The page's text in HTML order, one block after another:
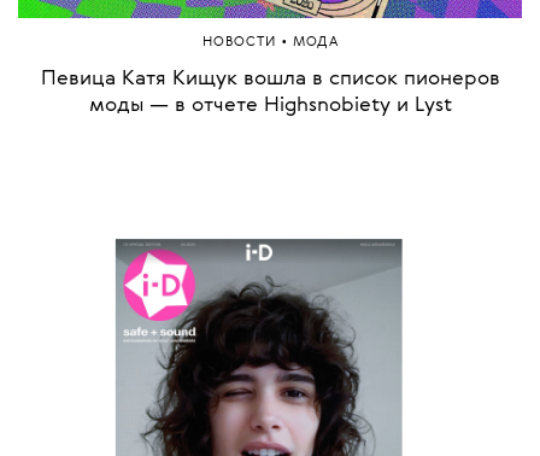
НОВОСТИ • МОДА
Певица Катя Кищук вошла в список пионеров
моды — в отчете Highsnobiety и Lyst